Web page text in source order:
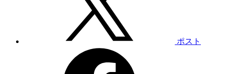
ポスト